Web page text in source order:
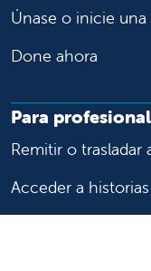
Únase o inicie
Done ahora
Para
Remitir o trasladar
Acceder a